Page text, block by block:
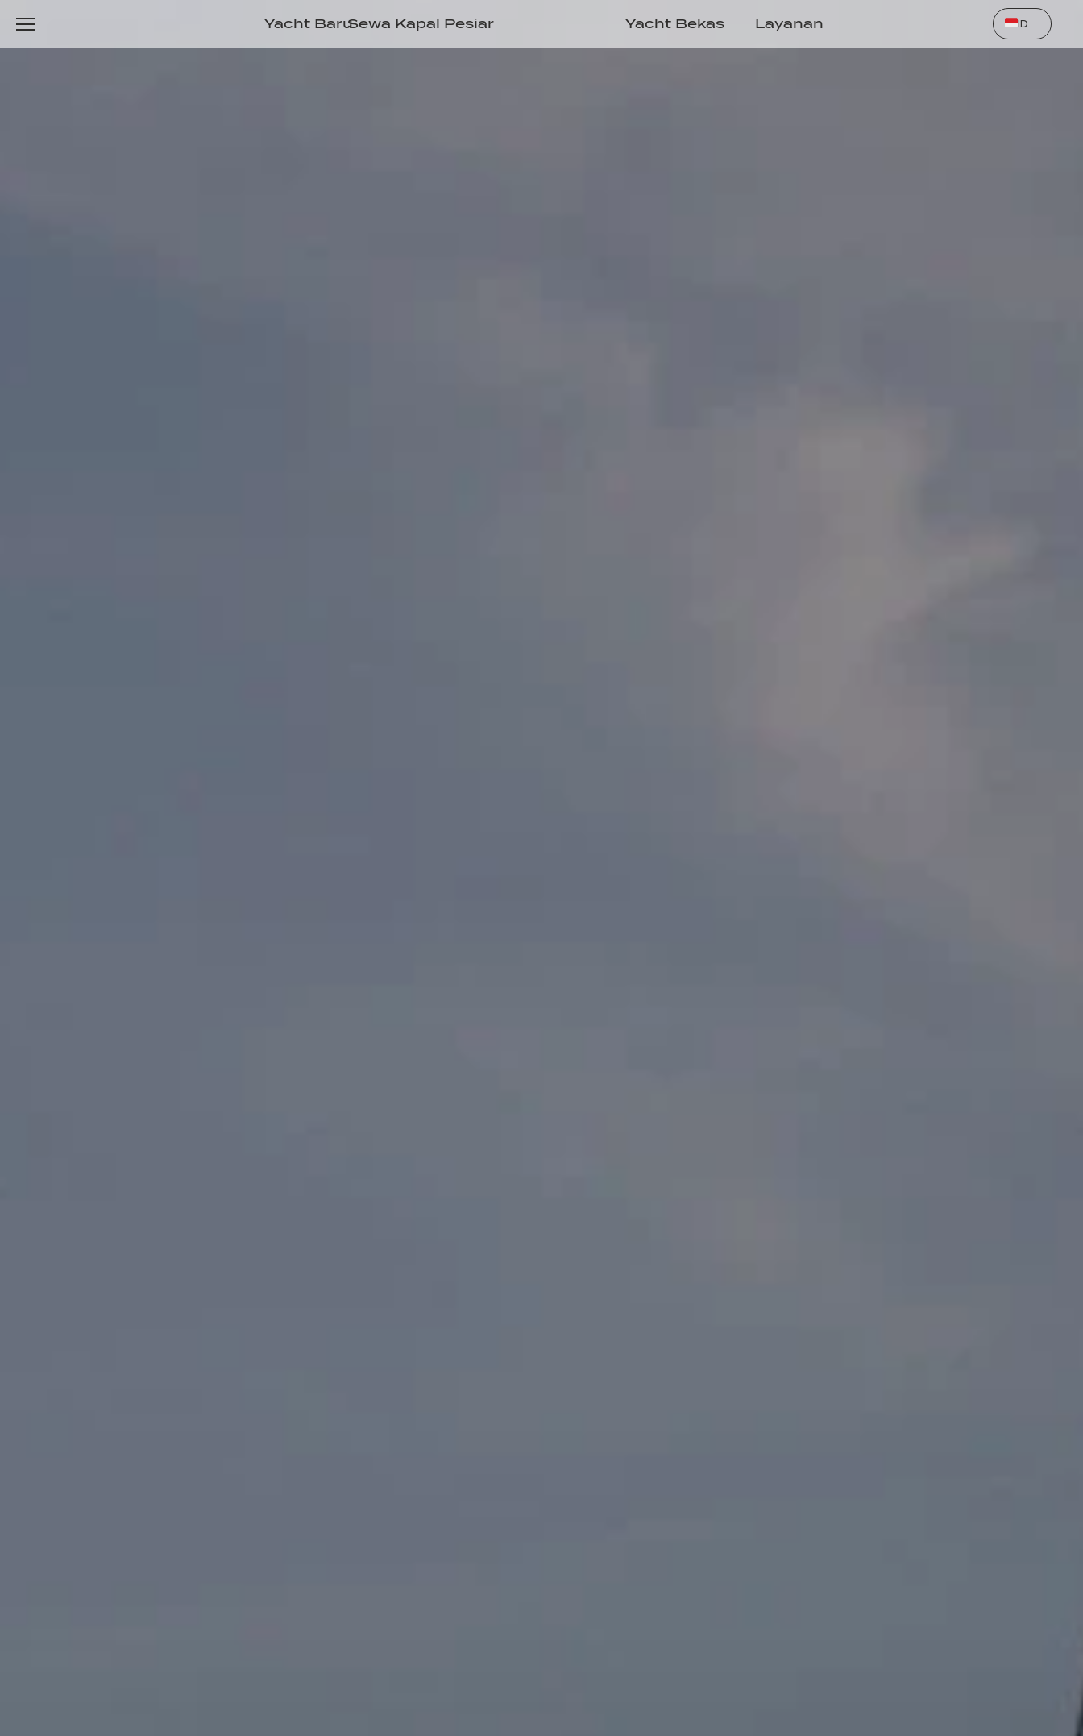
Yacht BaruSewa Kapal Pesiar Yacht Bekas Layanan
Select Language
ID